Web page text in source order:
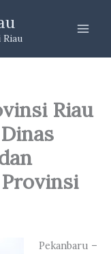
Riau
Riau
Pekanbaru –